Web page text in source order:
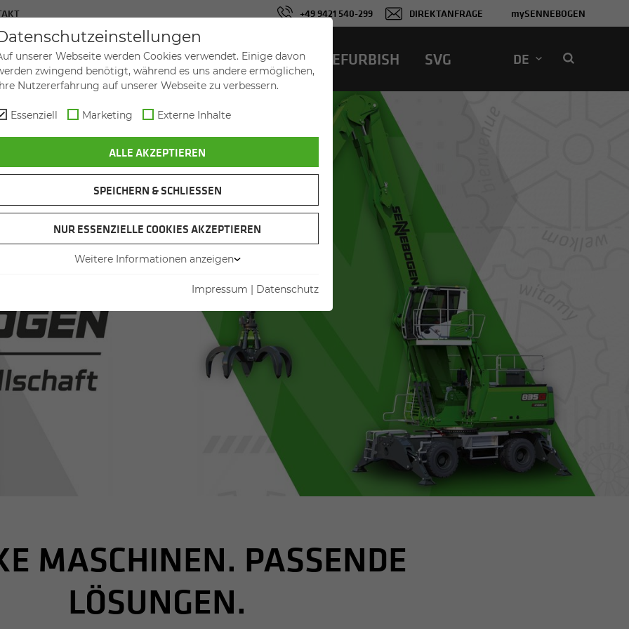
+49 9421 540-299 DIREKTANFRAGE mySENNEBOGEN
GEBRAUCHT MIETE SERVICE REFUR­BISH SVG DE
MASCHINEN. PASSENDE
LÖSUNGEN.
unserer Webseite werden Cookies verwendet. Einige davon
zwingend benötigt, während es uns andere ermöglichen,
Nutzererfahrung auf unserer Webseite zu verbessern.
Essenziell Marketing Externe Inhalte
ALLE AKZEPTIEREN
SPEICHERN & SCHLIESSEN
NUR ESSENZIELLE COOKIES AKZEPTIEREN
Weitere Informationen anzeigen
Impressum | Datenschutz